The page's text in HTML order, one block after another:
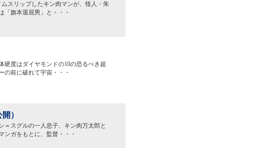
スリップしたキン肉マンが、怪人・朱
「旗本退屈男」と・・・
硬度はダイヤモンドの10の恐るべき超
の前に破れて宇宙・・・
）
＝スグルの一人息子、キン肉万太郎と
ガをもとに、監督・・・